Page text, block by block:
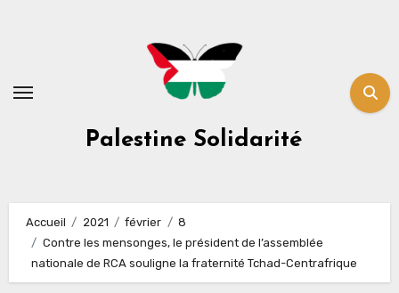
Palestine Solidarité
Accueil 2021 février
8
Contre les mensonges, le président de l’assemblée
nationale de RCA souligne la fraternité Tchad-Centrafrique